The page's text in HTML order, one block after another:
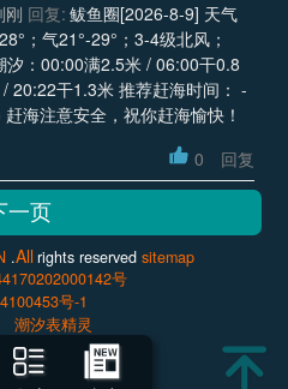
刚 回复: 鲅鱼圈[2026-8-9] 天气
；气21°-29°；3-4级北风；
汐：00:00满2.5米 / 06:00干0.8
20:22干1.3米 推荐赶海时间： -
海注意安全，祝你赶海愉快！
0 回复
.Allrights reservedsitemap
号
号-1
潮汐表精灵